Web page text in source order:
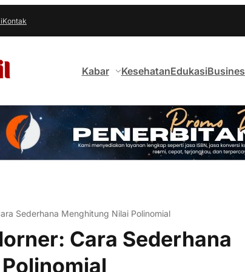
Kontak
Kabar KesehatanEdukasi
Sederhana Menghitung Nilai Polinomial
Cara Sederhana